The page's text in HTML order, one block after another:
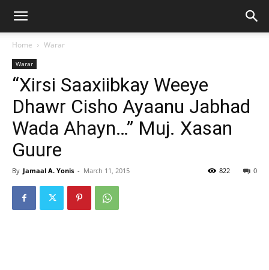
Home Warar
Warar
“Xirsi Saaxiibkay Weeye
Dhawr Cisho Ayaanu Jabhad
Wada Ahayn…” Muj. Xasan
Guure
By Jamaal A. Yonis - March 11, 2015 0
822